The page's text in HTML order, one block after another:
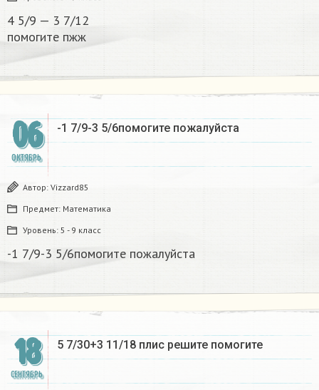
4 5/9 — 3 7/12
помогите пжж​
06
ОКТЯБРЬ
-1 7/9-3 5/6помогите пожалуйста
Автор: Vizzard85
Предмет: Математика
Уровень: 5 - 9 класс
-1 7/9-3 5/6помогите пожалуйста
18
СЕНТЯБРЬ
5 7/30+3 11/18 плис решите помогите